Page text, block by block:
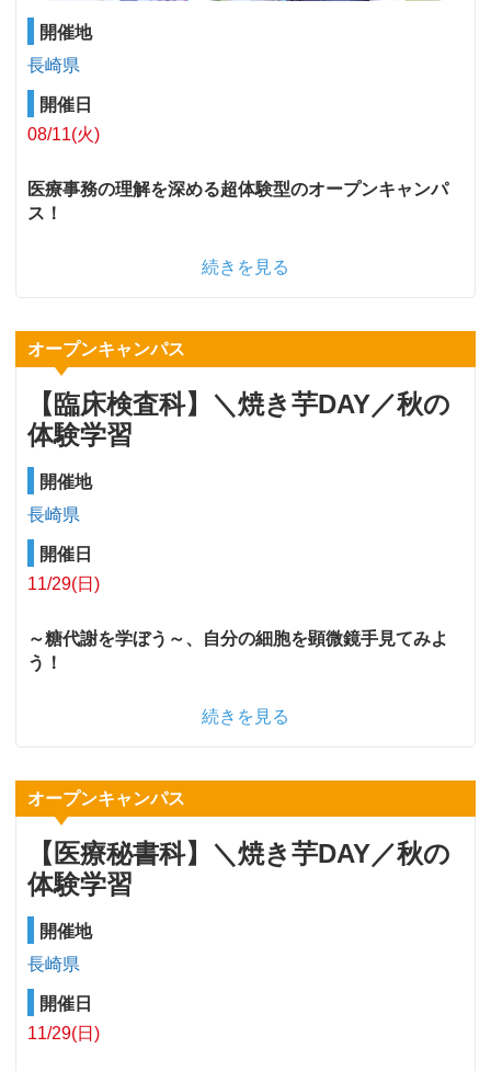
開催地
長崎県
開催日
08/11(火)
医療事務の理解を深める超体験型のオープンキャンパ
ス！
続きを見る
オープンキャンパス
【臨床検査科】＼焼き芋DAY／秋の
体験学習
開催地
長崎県
開催日
11/29(日)
～糖代謝を学ぼう～、自分の細胞を顕微鏡手見てみよ
う！
続きを見る
オープンキャンパス
【医療秘書科】＼焼き芋DAY／秋の
体験学習
開催地
長崎県
開催日
11/29(日)